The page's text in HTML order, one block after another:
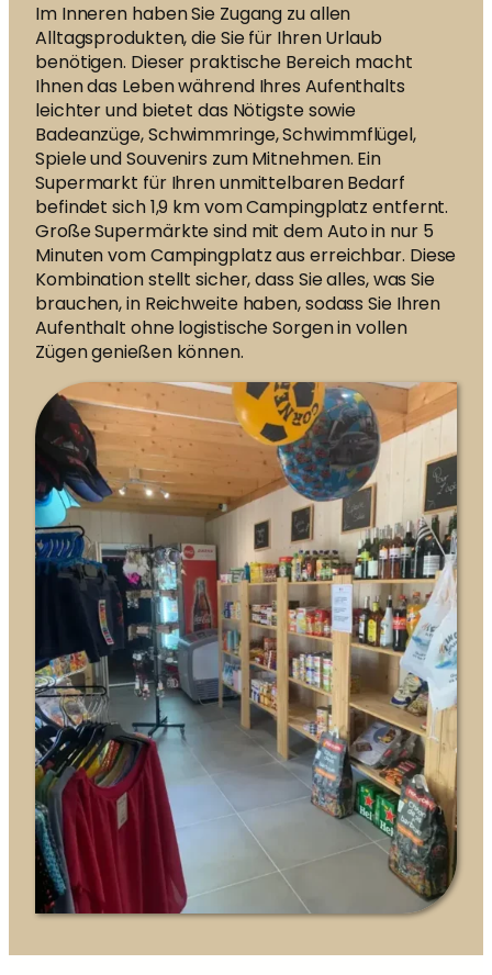
Im Inneren haben Sie Zugang zu allen
Alltagsprodukten, die Sie für Ihren Urlaub
benötigen. Dieser praktische Bereich macht
Ihnen das Leben während Ihres Aufenthalts
leichter und bietet das Nötigste sowie
Badeanzüge, Schwimmringe, Schwimmflügel,
Spiele und Souvenirs zum Mitnehmen. Ein
Supermarkt für Ihren unmittelbaren Bedarf
befindet sich 1,9 km vom Campingplatz entfernt.
Große Supermärkte sind mit dem Auto in nur 5
Minuten vom Campingplatz aus erreichbar. Diese
Kombination stellt sicher, dass Sie alles, was Sie
brauchen, in Reichweite haben, sodass Sie Ihren
Aufenthalt ohne logistische Sorgen in vollen
Zügen genießen können.